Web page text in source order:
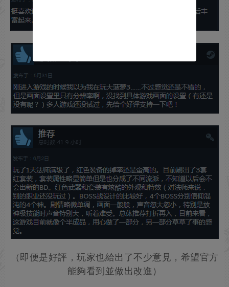
（即便是好評，玩家也給出了不少意見，希望官方
能夠看到並做出改進）